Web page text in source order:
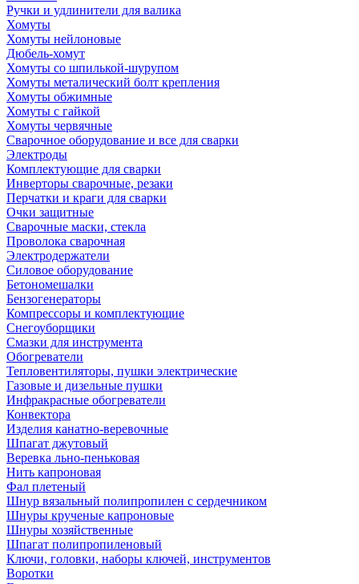
Ручки и удлинители для валика
Хомуты
Хомуты нейлоновые
Дюбель-хомут
Хомуты со шпилькой-шурупом
Хомуты металический болт крепления
Хомуты обжимные
Хомуты с гайкой
Хомуты червячные
Сварочное оборудование и все для сварки
Электроды
Комплектующие для сварки
Инверторы сварочные, резаки
Перчатки и краги для сварки
Очки защитные
Сварочные маски, стекла
Проволока сварочная
Электродержатели
Силовое оборудование
Бетономешалки
Бензогенераторы
Компрессоры и комплектующие
Снегоуборщики
Смазки для инструмента
Обогреватели
Тепловентиляторы, пушки электрические
Газовые и дизельные пушки
Инфракрасные обогреватели
Конвектора
Изделия канатно-веревочные
Шпагат джутовый
Веревка льно-пеньковая
Нить капроновая
Фал плетеный
Шнур вязальный полипропилен с сердечником
Шнуры крученые капроновые
Шнуры хозяйственные
Шпагат полипропиленовый
Ключи, головки, наборы ключей, инструментов
Воротки